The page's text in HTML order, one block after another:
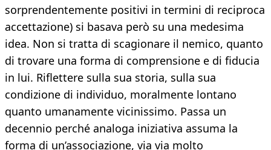
sorprendentemente positivi in termini di reciproca
accettazione) si basava però su una medesima
idea. Non si tratta di scagionare il nemico, quanto
di trovare una forma di comprensione e di fiducia
in lui. Riflettere sulla sua storia, sulla sua
condizione di individuo, moralmente lontano
quanto umanamente vicinissimo. Passa un
decennio perché analoga iniziativa assuma la
forma di un’associazione, via via molto